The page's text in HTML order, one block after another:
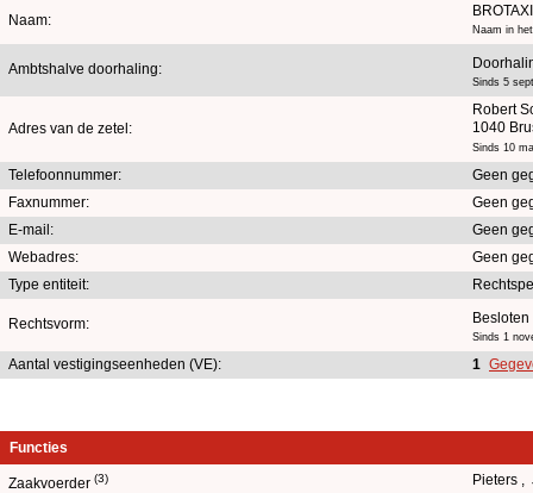
Naam:
Naam in
Ambtshalve doorhaling:
Sinds 5
Adres van de zetel:
Robert
1040
Sinds 10
Telefoonnummer:
Geen
Faxnummer:
Geen
E-mail:
Geen
Webadres:
Geen
Type entiteit:
Rechtsvorm:
Sinds 1
Aantal vestigingseenheden (VE): 1
Functies
Zaakvoerder (3)
Pieters ,